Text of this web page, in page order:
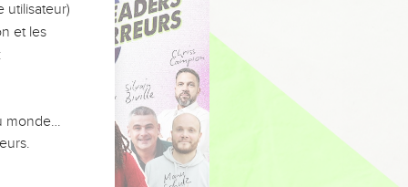
utilisateur)
et les
monde…